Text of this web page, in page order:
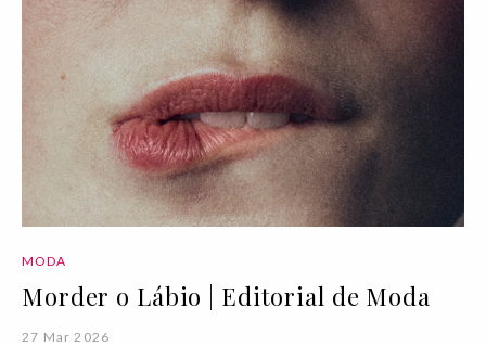
MODA
Morder o Lábio | Editorial de Moda
27 Mar 2026